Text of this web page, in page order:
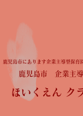
鹿児島市にあります企業主導型保
鹿児島市 企業主
ほいくえん ク